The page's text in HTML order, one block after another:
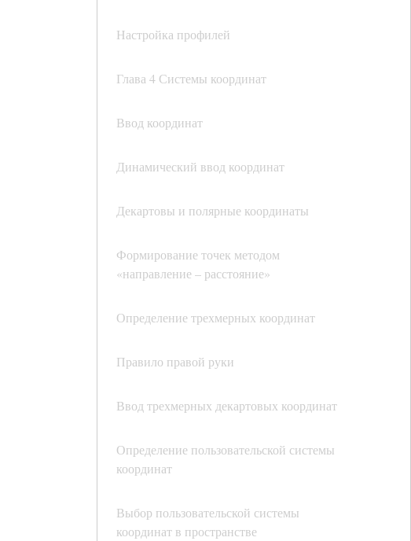
Настройка профилей
Глава 4 Системы координат
Ввод координат
Динамический ввод координат
Декартовы и полярные координаты
Формирование точек методом
«направление – расстояние»
Определение трехмерных координат
Правило правой руки
Ввод трехмерных декартовых координат
Определение пользовательской системы
координат
Выбор пользовательской системы
координат в пространстве